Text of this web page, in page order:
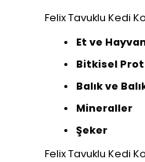
Felix Tavuklu Kedi
Et ve
Bitkisel
Balık ve
Mineraller
Şeker
Felix Tavuklu Kedi